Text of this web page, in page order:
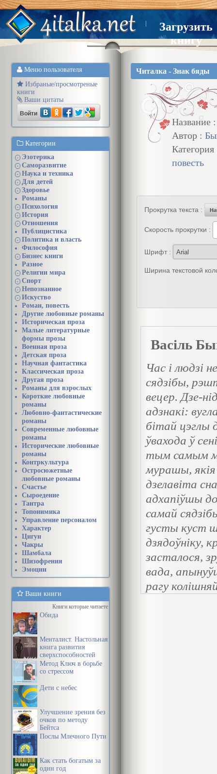
Загрузить
книгу
Меню пользователя
Избраные/просмотреные
книги
Ваши цитаты
Войти
Категории
+ Эзотерика
+ Саморазвитие
+ Наука и техника
+ Для детей
+
Здоровье
Романы
+ Психология
+ История
+
Отношения
Публицистика
+
Политика и власть
Философия
+
Бизнес книги
Разное
+ Религии мира
+ Спорт
+ Непознанное
+
Искуство
Роман, повесть
Другие любовные романы
Историческая проза
Малые литературные
формы прозы
Военная проза
Детская проза
Научная фантастика
Классическая проза
Другая проза
Романы для взрослых
Короткие любовные
романы
Любовно-фантастические
романы
Современные любовные
романы
Исторические любовные
романы
Контркультура
Остросюжетные
любовные романы
Счастье
Сыроедение
Тантра
Топонимика
Управление персоналом
Характер
Цигун
Чакры
Шамбала
Шизофрения
Эмоции
Ваши книги
Книги которые читаете
Обида
Менталист. Настольная
книга развития
сверхспособностей
сознания
Метод Ключ в борьбе
со стрессом
Дети с небес
Улучшение зрения без
очков по методу
Бейтса
Послы Млечного Пути
Как стать богатым за
один год
Читалка - Знак бяды
Название
Автор :
повесть
Прокрутка текста :
Скорость прокрутки :
Шрифт :
Ширина текстовой
Васіль
Час і людзі
сядзібы,
вецер. Дзе-
адзнакі:
бітай цэглы
ўвахода ў
тым самым
мурашы, якія
дзелавіта
адхапіўшы
самай
густы куст
дзядоўніку,
засталося,
вада,
рагу